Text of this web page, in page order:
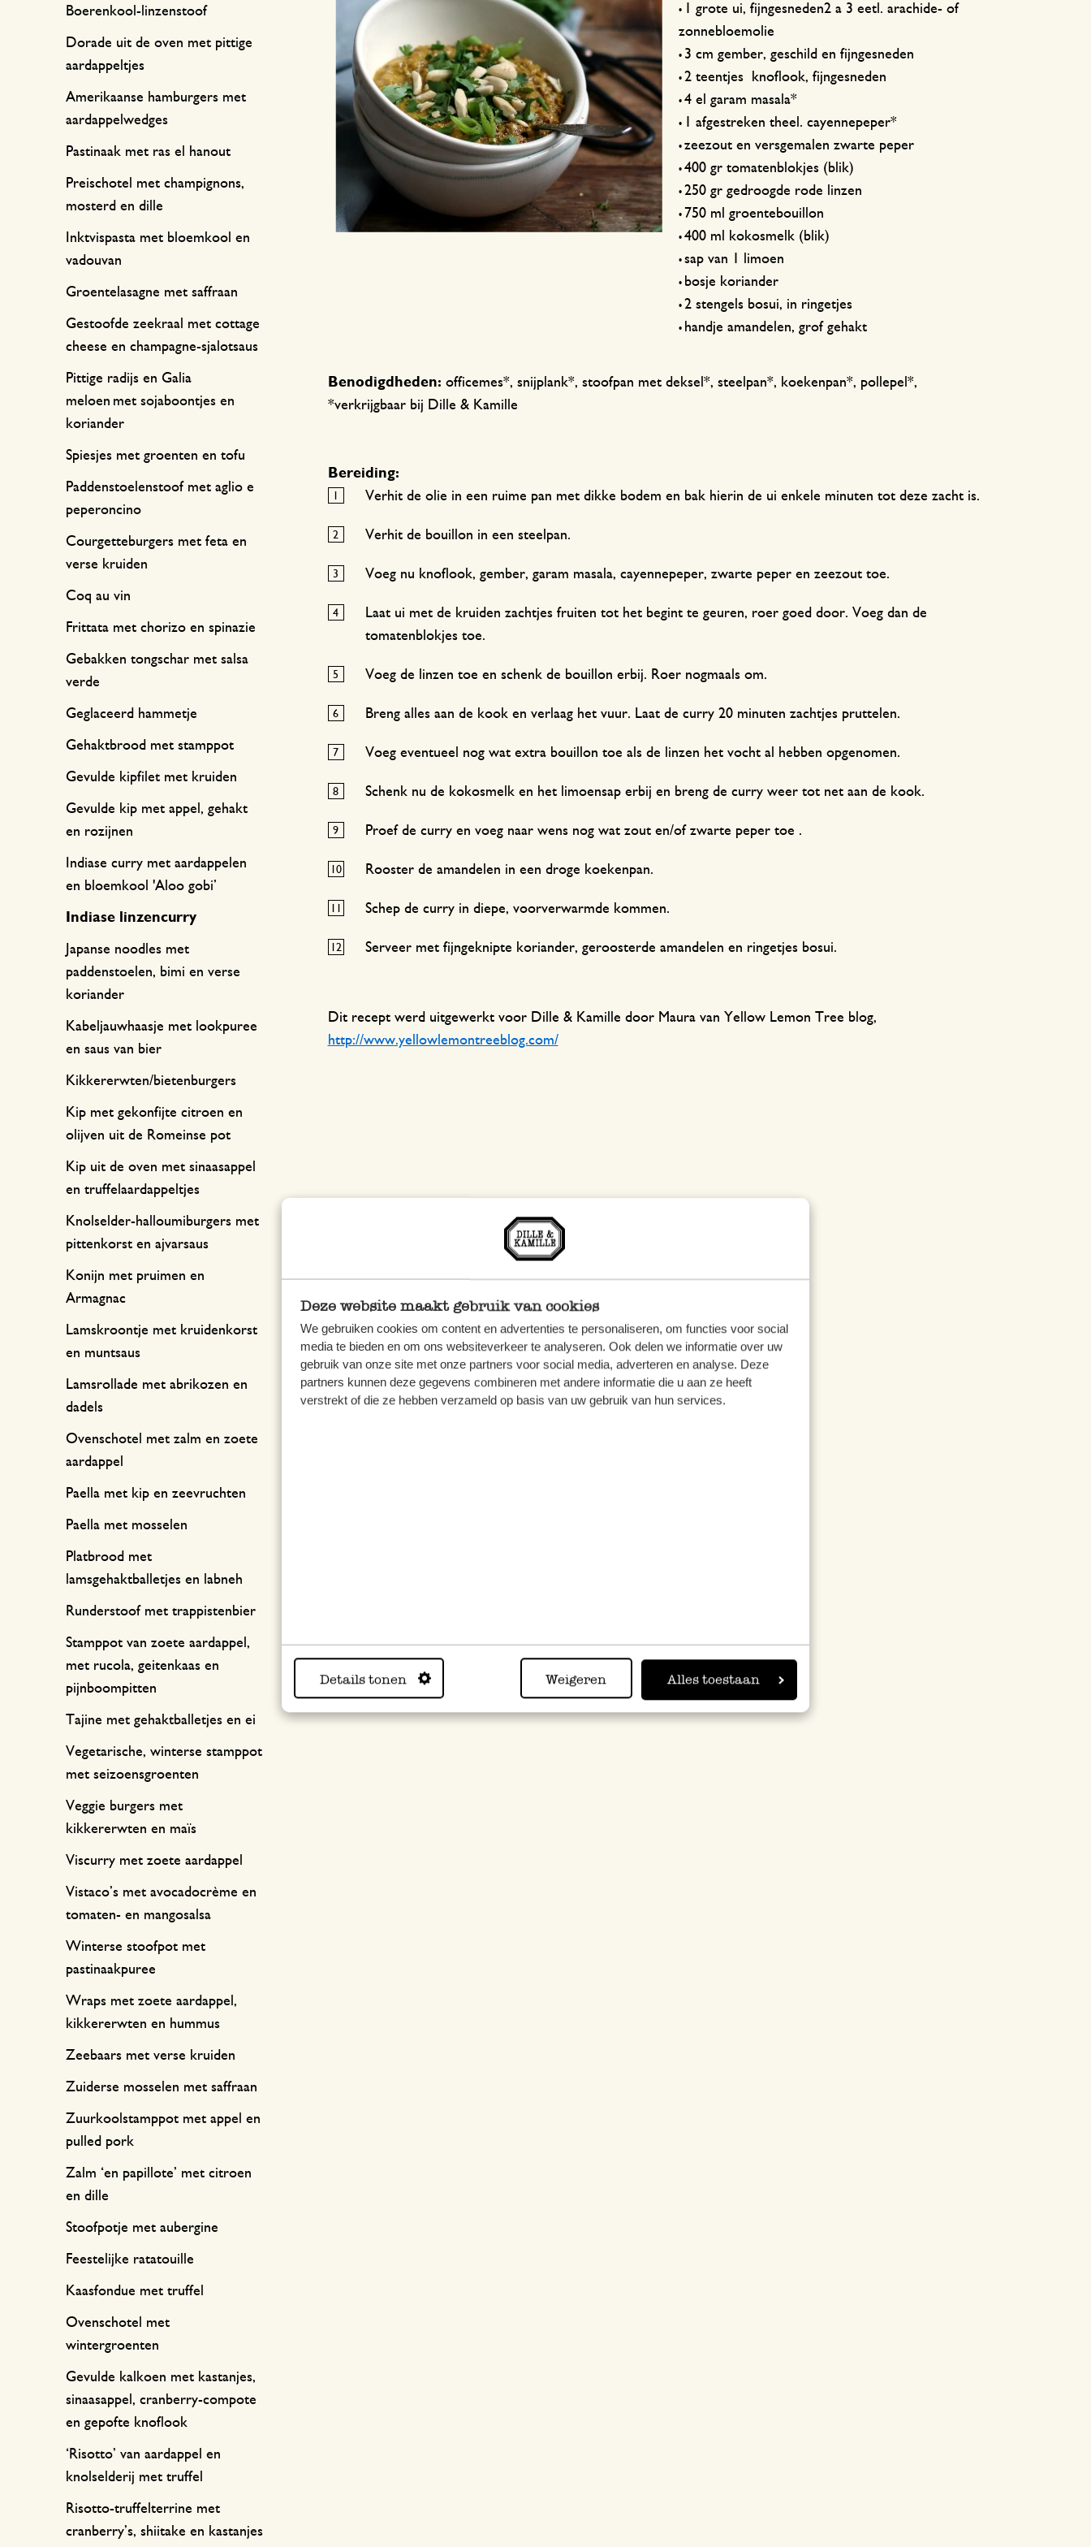
Deze website maakt gebruik van cookies
We gebruiken cookies om content en advertenties te personaliseren, om functies voor social
media te bieden en om ons websiteverkeer te analyseren. Ook delen we informatie over uw
gebruik van onze site met onze partners voor social media, adverteren en analyse. Deze
partners kunnen deze gegevens combineren met andere informatie die u aan ze heeft
verstrekt of die ze hebben verzameld op basis van uw gebruik van hun services.
Details tonen Weigeren Alles toestaan
Tafeltextiel
Thee accessoires
Koffie accessoires
Onderhoudstips
Kaarsenhouders
Manden
Schrijven & hobby
•
1 grote ui, fijngesneden2 a 3 eetl. arachide- of
zonnebloemolie
• 3 cm gember, geschild en fijngesneden
• 2 teentjes knoflook, fijngesneden
• 4 el garam masala*
• 1 afgestreken theel. cayennepeper*
• zeezout en versgemalen zwarte peper
• 400 gr tomatenblokjes (blik)
• 250 gr gedroogde rode linzen
• 750 ml groentebouillon
• 400 ml kokosmelk (blik)
• sap van 1 limoen
• bosje koriander
• 2 stengels bosui, in ringetjes
• handje amandelen, grof gehakt
Benodigdheden: officemes*, snijplank*, stoofpan met deksel*, steelpan*, koekenpan*, pollepel*,
*verkrijgbaar bij Dille & Kamille
Bereiding:
Verhit de olie in een ruime pan met dikke bodem en bak hierin de ui enkele minuten tot deze zacht is.
Verhit de bouillon in een steelpan.
Voeg nu knoflook, gember, garam masala, cayennepeper, zwarte peper en zeezout toe.
Laat ui met de kruiden zachtjes fruiten tot het begint te geuren, roer goed door. Voeg dan de
tomatenblokjes toe.
Voeg de linzen toe en schenk de bouillon erbij. Roer nogmaals om.
Breng alles aan de kook en verlaag het vuur. Laat de curry 20 minuten zachtjes pruttelen.
Voeg eventueel nog wat extra bouillon toe als de linzen het vocht al hebben opgenomen.
Schenk nu de kokosmelk en het limoensap erbij en breng de curry weer tot net aan de kook.
Proef de curry en voeg naar wens nog wat zout en/of zwarte peper toe .
Rooster de amandelen in een droge koekenpan.
Schep de curry in diepe, voorverwarmde kommen.
Serveer met fijngeknipte koriander, geroosterde amandelen en ringetjes bosui.
Dit recept werd uitgewerkt voor Dille & Kamille door Maura van Yellow Lemon Tree blog,
http://www.yellowlemontreeblog.com/
Boerenkool-linzenstoof
Dorade uit de oven met pittige
aardappeltjes
Amerikaanse hamburgers met
aardappelwedges
Pastinaak met ras el hanout
Preischotel met champignons,
mosterd en dille
Inktvispasta met bloemkool en
vadouvan
Groentelasagne met saffraan
Gestoofde zeekraal met cottage
cheese en champagne-sjalotsaus
Pittige radijs en Galia
meloen met sojaboontjes en
koriander
Spiesjes met groenten en tofu
Paddenstoelenstoof met aglio e
peperoncino
Courgetteburgers met feta en
verse kruiden
Coq au vin
Frittata met chorizo en spinazie
Gebakken tongschar met salsa
verde
Geglaceerd hammetje
Gehaktbrood met stamppot
Gevulde kipfilet met kruiden
Gevulde kip met appel, gehakt
en rozijnen
Indiase curry met aardappelen
en bloemkool 'Aloo gobi’
Indiase linzencurry
Japanse noodles met
paddenstoelen, bimi en verse
koriander
Kabeljauwhaasje met lookpuree
en saus van bier
Kikkererwten/bietenburgers
Kip met gekonfijte citroen en
olijven uit de Romeinse pot
Kip uit de oven met sinaasappel
en truffelaardappeltjes
Knolselder-halloumiburgers met
pittenkorst en ajvarsaus
Konijn met pruimen en
Armagnac
Lamskroontje met kruidenkorst
en muntsaus
Lamsrollade met abrikozen en
dadels
Ovenschotel met zalm en zoete
aardappel
Paella met kip en zeevruchten
Paella met mosselen
Platbrood met
lamsgehaktballetjes en labneh
Runderstoof met trappistenbier
Stamppot van zoete aardappel,
met rucola, geitenkaas en
pijnboompitten
Tajine met gehaktballetjes en ei
Vegetarische, winterse stamppot
met seizoensgroenten
Veggie burgers met
kikkererwten en maïs
Viscurry met zoete aardappel
Vistaco’s met avocadocrème en
tomaten- en mangosalsa
Winterse stoofpot met
pastinaakpuree
Wraps met zoete aardappel,
kikkererwten en hummus
Zeebaars met verse kruiden
Zuiderse mosselen met saffraan
Zuurkoolstamppot met appel en
pulled pork
Zalm ‘en papillote’ met citroen
en dille
Stoofpotje met aubergine
Feestelijke ratatouille
Kaasfondue met truffel
Ovenschotel met
wintergroenten
Gevulde kalkoen met kastanjes,
sinaasappel, cranberry-compote
en gepofte knoflook
‘Risotto’ van aardappel en
knolselderij met truffel
Risotto-truffelterrine met
cranberry’s, shiitake en kastanjes